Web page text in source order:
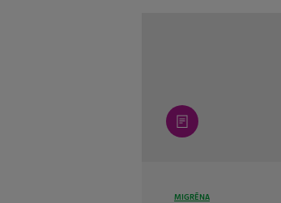
article
MIGRĒNA